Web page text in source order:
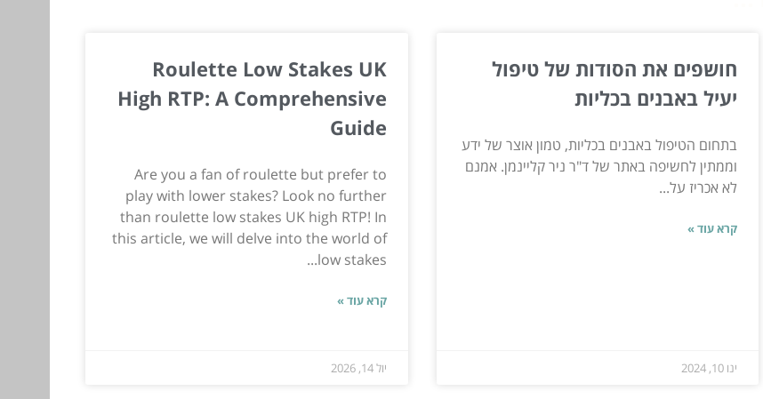
חושפים את הסודות של טיפול
יעיל באבנים בכליות
בתחום הטיפול באבנים בכליות, טמון אוצר של ידע
וממתין לחשיפה באתר של ד"ר ניר קליינמן. אמנם
לא אכריז על...
קרא עוד »
ינו 10, 2024
Roulette Low Stakes UK
High RTP: A Comprehensive
Guide
Are you a fan of roulette but prefer to
play with lower stakes? Look no further
than roulette low stakes UK high RTP! In
this article, we will delve into the world of
low stakes...
קרא עוד »
יול 14, 2026